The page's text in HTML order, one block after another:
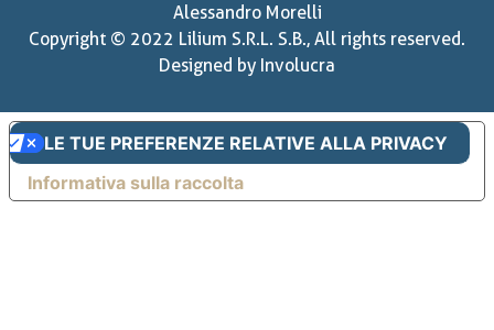
Alessandro Morelli
Copyright © 2022 Lilium S.R.L. S.B., All rights reserved.
Designed by Involucra
Informativa sulla raccolta
LE TUE PREFERENZE RELATIVE ALLA PRIVACY